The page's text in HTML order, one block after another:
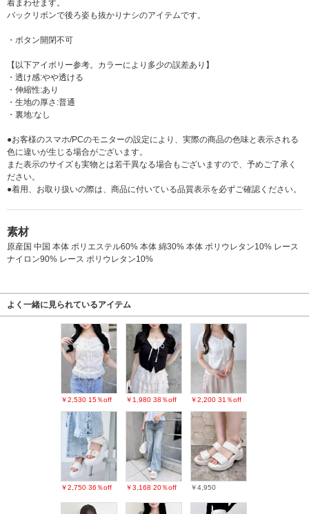
着まわせます。
バックリボンで後ろ姿も抜かりナシのアイテムです。
・ボタン開閉不可
【以下アイボリー参考。カラーにより多少の誤差あり】
・透け感:やや透ける
・伸縮性:あり
・生地の厚さ:普通
・裏地:なし
●お客様のスマホ/PCのモニターの設定により、実際の商品の色味と表示される
色に違いが生じる場合がございます。
また表示のサイズも実物とは若干異なる場合もございますので、予めご了承く
ださい。
●着用、お取り扱いの際は、商品に付いている品質表示を必ずご確認ください。
素材
原産国 中国 本体 ポリエステル60% 本体 綿30% 本体 ポリウレタン10% レース
ナイロン90% レース ポリウレタン10%
よく一緒に見られているアイテム
￥2,530 15％off ￥1,980 38％off ￥2,200 31％off
￥2,750 36％off ￥3,168 20％off ￥4,950